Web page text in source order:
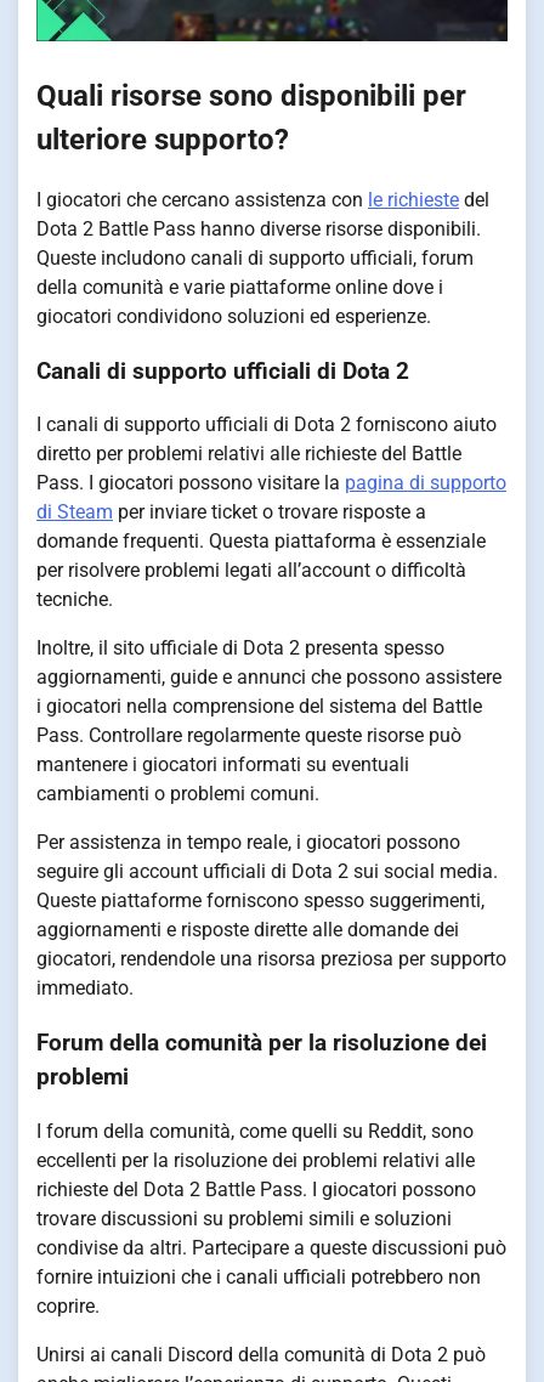
Quali risorse sono disponibili per
ulteriore supporto?
I giocatori che cercano assistenza con le richieste del
Dota 2 Battle Pass hanno diverse risorse disponibili.
Queste includono canali di supporto ufficiali, forum
della comunità e varie piattaforme online dove i
giocatori condividono soluzioni ed esperienze.
Canali di supporto ufficiali di Dota 2
I canali di supporto ufficiali di Dota 2 forniscono aiuto
diretto per problemi relativi alle richieste del Battle
Pass. I giocatori possono visitare la pagina di supporto
di Steam per inviare ticket o trovare risposte a
domande frequenti. Questa piattaforma è essenziale
per risolvere problemi legati all’account o difficoltà
tecniche.
Inoltre, il sito ufficiale di Dota 2 presenta spesso
aggiornamenti, guide e annunci che possono assistere
i giocatori nella comprensione del sistema del Battle
Pass. Controllare regolarmente queste risorse può
mantenere i giocatori informati su eventuali
cambiamenti o problemi comuni.
Per assistenza in tempo reale, i giocatori possono
seguire gli account ufficiali di Dota 2 sui social media.
Queste piattaforme forniscono spesso suggerimenti,
aggiornamenti e risposte dirette alle domande dei
giocatori, rendendole una risorsa preziosa per supporto
immediato.
Forum della comunità per la risoluzione dei
problemi
I forum della comunità, come quelli su Reddit, sono
eccellenti per la risoluzione dei problemi relativi alle
richieste del Dota 2 Battle Pass. I giocatori possono
trovare discussioni su problemi simili e soluzioni
condivise da altri. Partecipare a queste discussioni può
fornire intuizioni che i canali ufficiali potrebbero non
coprire.
Unirsi ai canali Discord della comunità di Dota 2 può